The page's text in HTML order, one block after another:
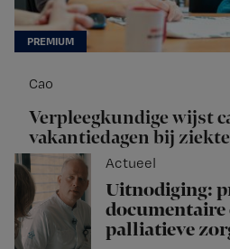
Cao
Verpleegkundige wijst
vakantiedagen bij ziekte
Actueel
Uitnodiging:
documentaire
palliatieve